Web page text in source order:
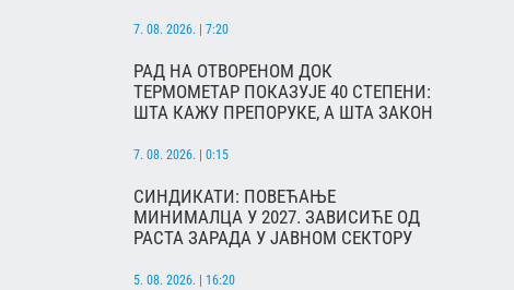
7. 08. 2026. | 7:20
РАД НА ОТВОРЕНОМ ДОК
ТЕРМОМЕТАР ПОКАЗУЈЕ 40 СТЕПЕНИ:
ШТА КАЖУ ПРЕПОРУКЕ, А ШТА ЗАКОН
7. 08. 2026. | 0:15
СИНДИКАТИ: ПОВЕЋАЊЕ
МИНИМАЛЦА У 2027. ЗАВИСИЋЕ ОД
РАСТА ЗАРАДА У ЈАВНОМ СЕКТОРУ
5. 08. 2026. | 16:20